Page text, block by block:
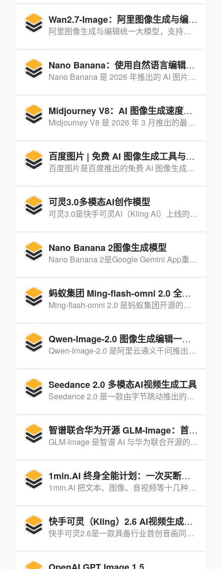
Wan2.7-Image：阿里图像生成与编辑统一大模型
阿里图像生成与编辑统一大模型，支持像素级捏脸、调色盘、印刷级文字渲染
Nano Banana：使用自然语言编辑图片的 AI 工具，高效一致的图像处理体验
Nano Banana 是 2026 年推出的 AI 图片编辑工具，通过自然语言描述实现精准图像编辑，零学习成本，高效一致。
Midjourney V8：AI 图像生成速度提升 5 倍，原生支持 2K 高清渲染
Midjourney V8 是 2026 年 3 月推出的最新 AI 图像生成模型，生成速度提升 5 倍，原生支持 2K 高清渲染，为专业设计师和创作者带来更高效的工作流程。
百度图片 | 免费 AI 图像生成工具与海量高清图平台
百度图片是百度推出的免费 AI 图像生成工具，提供 AI 文字转图片、AI 照片编辑、海量高清图库等功能，完全免费使用。
可灵3.0多模态AI创作模型
可灵3.0是快手可灵AI（Kling AI）上线的新一代统一多模态AI创作模型，涵盖Video 3.0、Video 3.0 Omni、Image 3.0三大核心模块，以“电影级叙事+原生音画同步”为核心亮点，融合AI导演系统与视觉思维链技术，实现从图像到视频的全链路创作，兼顾专业性与易用性，适配个人、商业等多类创作需求。
Nano Banana 2图像生成模型
Nano Banana 2是Google Gemini App重磅更新后正式上线的AI图像生成模型，以2K默认分辨率、大幅提升的文字渲染能力为核心亮点，融合Pro级智能与Flash级速度，让普通用户也能快速创作高质量AI图像。
蚂蚁集团 Ming-flash-omni 2.0 全模态大模型
Ming-flash-omni 2.0 是蚂蚁集团开源的新一代全模态大模型，基于 Ling-2.0 MoE 架构打造，实现视觉语言理解、图像生成编辑、语音 / 音效 / 音乐统一生成三大能力全面升级，部分指标超越 Gemini 2.5 Pro，为多模态应用开发提供高效统一入口。
Qwen-Image-2.0 图像生成编辑一体化模型
Qwen-Image-2.0 是阿里云通义千问推出的新一代图像基础模型，首创 “生图 + 编辑” 一体化架构，原生支持 2K 分辨率与 1K token 超长指令，以极致质感与精准文字渲染实现视觉创作全流程高效落地。
Seedance 2.0 多模态AI视频生成工具
Seedance 2.0 是一款由字节跳动推出的下一代AI视频生成平台，能够在数秒内将文本、图片、视频、音频等多种素材转化为电影级高质量视频，凭借直观的操作流程和强大的AI能力，彻底革新视频创作模式，降低专业视频制作门槛。
智谱联合华为开源 GLM-Image：首个多模态 SOTA 模型全链路跑通昇腾芯片
GLM-Image 是智谱 AI 与华为联合开源的多模态图像生成模型，采用自回归 + 扩散解码器混合架构，全流程基于国产 AI 芯片开发，在文字渲染、语义理解等场景达到国际领先水平，支持文本生成图像、图像编辑等丰富任务。
1min.AI 终身全能计划：一次买断，浏览器里搞定写作-图像-音视频全流程
1min.AI 把文本、图像、音视频等十几种主流生成式 AI 能力打包成“终身订阅”，一次性付费即可在浏览器内无限调用，彻底告别按月续费。
快手可灵（Kling）2.6 AI视频生成模型
快手可灵2.6是一款具备行业首创音画同出能力的AI视频生成模型，以“听见画面，看见声音”为核心，支持文生音画、图生音画等功能，能一键生成含画面、语音、音效的完整视频，大幅降低创作门槛与成本。